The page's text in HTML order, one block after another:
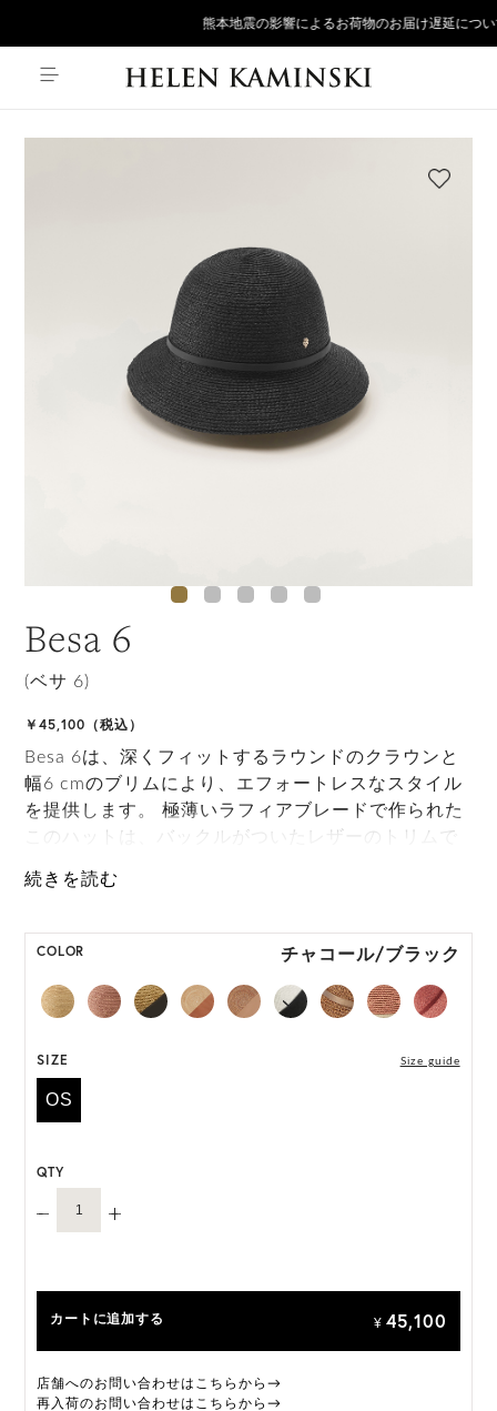
熊本地震の影響によるお荷物のお届け遅延について
Besa 6
(ベサ 6)
￥45,100（税込）
Besa 6は、深くフィットするラウンドのクラウンと
幅6 cmのブリムにより、エフォートレスなスタイル
を提供します。 極薄いラフィアブレードで作られた
このハットは、バックルがついたレザーのトリムで
のアクセサリーになります。 また、インナーバンド
す。
なる場合がございます。
いずれの仕様も快適にご着用いただけるよう設計さ
*天然素材を用いたハンドメイドのため、サイズ・色
HAT BOX(有償 GIFT BOX）対象商品
COLOR チャコール/ブラック
SIZE Size guide
OS
QTY
カートに追加する ¥ 45,100
店舗へのお問い合わせはこちらから→
再入荷のお問い合わせはこちらから→